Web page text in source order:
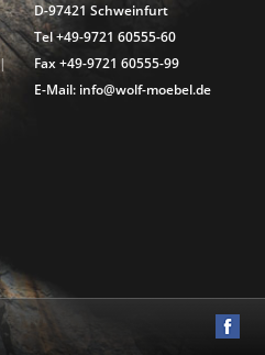
D-97421 Schweinfurt
Tel +49-9721 60555-60
Fax +49-9721 60555-99
E-Mail: info@wolf-moebel.de